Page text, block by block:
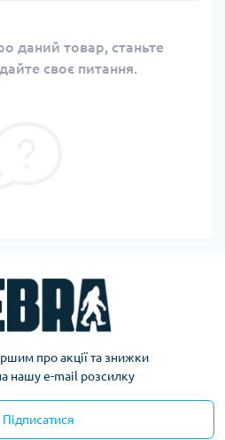
даний товар, станьте
своє питання.
про акції та знижки
нашу e-mail розсилку
Підписатися